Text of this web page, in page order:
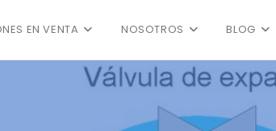
EN VENTA NOSOTROS BLOG